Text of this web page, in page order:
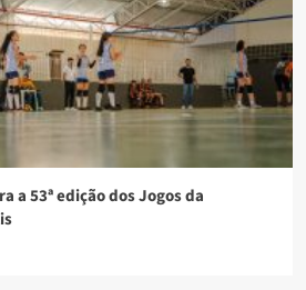
a 53ª edição dos Jogos da